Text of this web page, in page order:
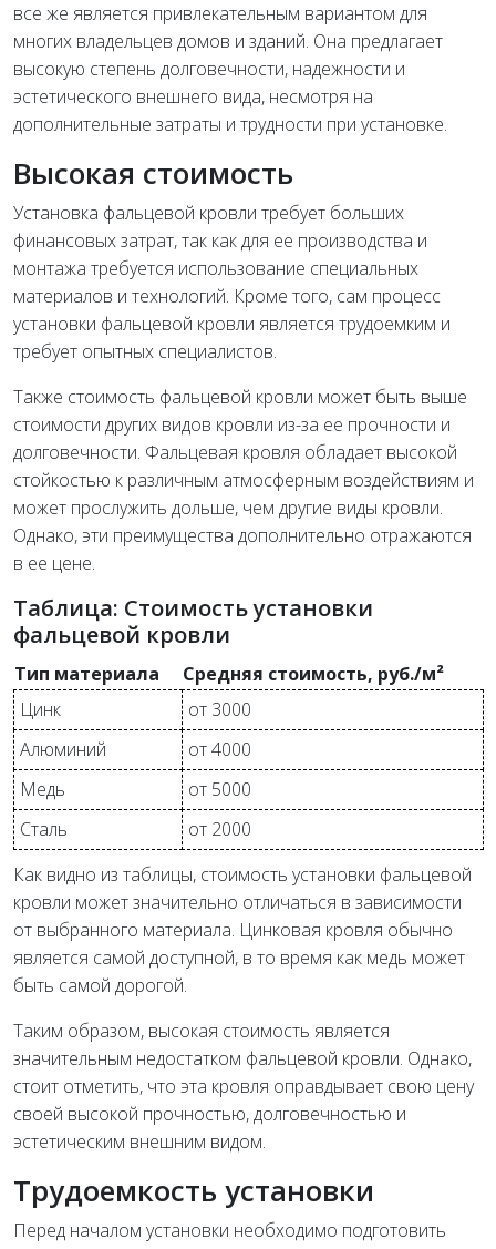
все же является привлекательным вариантом для
многих владельцев домов и зданий. Она предлагает
высокую степень долговечности, надежности и
эстетического внешнего вида, несмотря на
дополнительные затраты и трудности при установке.
Высокая стоимость
Установка фальцевой кровли требует больших
финансовых затрат, так как для ее производства и
монтажа требуется использование специальных
материалов и технологий. Кроме того, сам процесс
установки фальцевой кровли является трудоемким и
требует опытных специалистов.
Также стоимость фальцевой кровли может быть выше
стоимости других видов кровли из-за ее прочности и
долговечности. Фальцевая кровля обладает высокой
стойкостью к различным атмосферным воздействиям и
может прослужить дольше, чем другие виды кровли.
Однако, эти преимущества дополнительно отражаются
в ее цене.
Таблица: Стоимость установки
фальцевой кровли
Тип материала
Средняя стоимость, руб./м²
Цинк
от 3000
Алюминий
от 4000
Медь
от 5000
Сталь
от 2000
Как видно из таблицы, стоимость установки фальцевой
кровли может значительно отличаться в зависимости
от выбранного материала. Цинковая кровля обычно
является самой доступной, в то время как медь может
быть самой дорогой.
Таким образом, высокая стоимость является
значительным недостатком фальцевой кровли. Однако,
стоит отметить, что эта кровля оправдывает свою цену
своей высокой прочностью, долговечностью и
эстетическим внешним видом.
Трудоемкость установки
Перед началом установки необходимо подготовить